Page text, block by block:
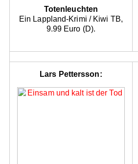
Totenleuchten
Ein Lappland-Krimi / Kiwi TB,
9.99 Euro (D).
Lars Pettersson: